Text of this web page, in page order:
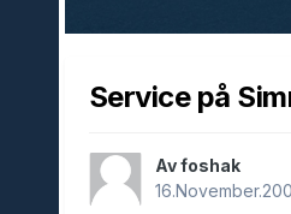
Service på
Av foshak